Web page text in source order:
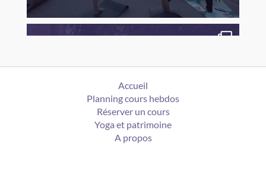
Accueil
Planning cours hebdos
Réserver un cours
Yoga et patrimoine
A propos